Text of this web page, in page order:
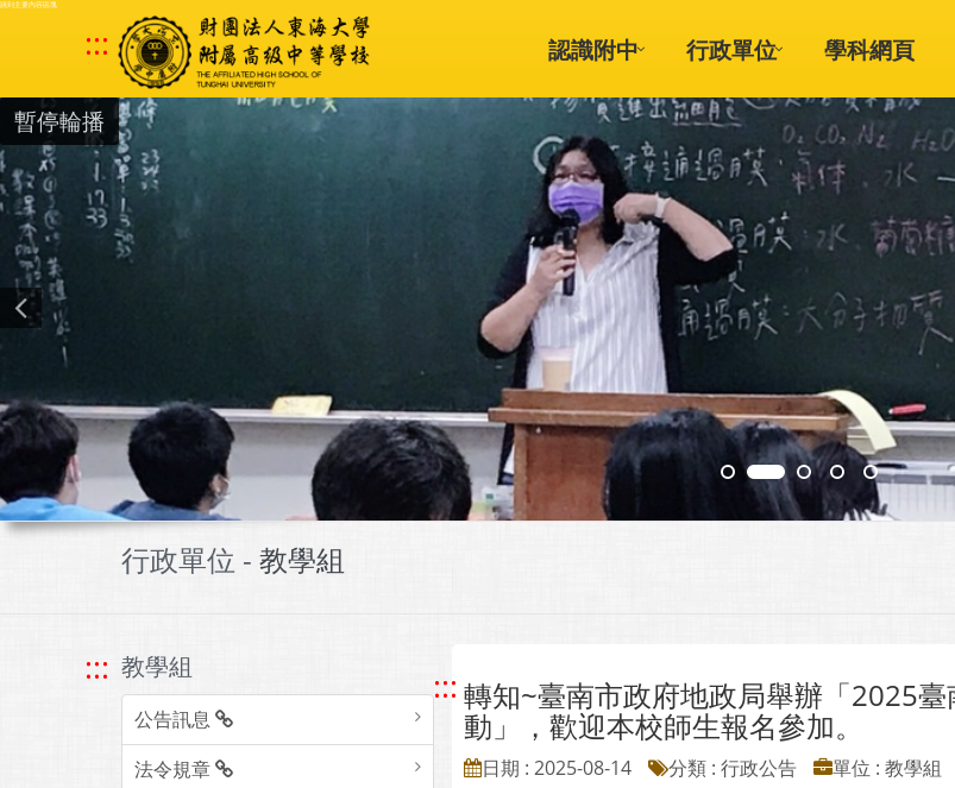
跳到主要內容區塊
::: 認識附中 行政單位 學科網頁
暫停輪播
行政單位 - 教學組
::: 教學組
公告訊息
法令規章
::: 轉知~臺南市政府地政局舉辦「2025
動」，歡迎本校師生報名參加。
日期 : 2025-08-14 分類 : 行政公告 單位 : 教學組